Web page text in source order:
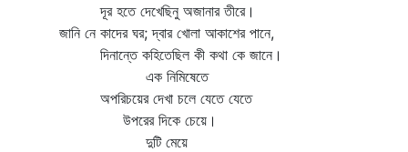
দূর হতে দেখেছিনু অজানার তীরে।
জানি নে কাদের ঘর; দ্বার খোলা আকাশের পানে,
দিনান্তে কহিতেছিল কী কথা কে জানে।
এক নিমিষেতে
অপরিচয়ের দেখা চলে যেতে যেতে
উপরের দিকে চেয়ে।
দুটি মেয়ে